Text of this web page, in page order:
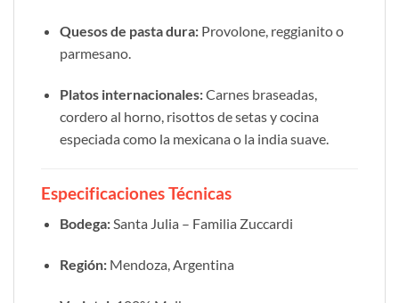
Quesos de pasta dura:Provolone, reggianito o
parmesano.
Platos internacionales:Carnes braseadas,
cordero al horno, risottos de setas y cocina
especiada como la mexicana o la india suave.
Especificaciones Técnicas
Bodega:Santa Julia – Familia Zuccardi
Región:Mendoza, Argentina